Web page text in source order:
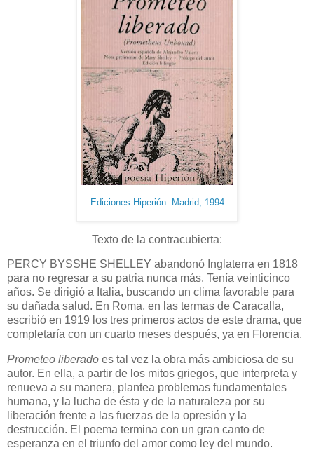
Ediciones Hiperión. Madrid, 1994
Texto de la contracubierta:
PERCY BYSSHE SHELLEY abandonó Inglaterra en 1818
para no regresar a su patria nunca más. Tenía veinticinco
años. Se dirigió a Italia, buscando un clima favorable para
su dañada salud. En Roma, en las termas de Caracalla,
escribió en 1919 los tres primeros actos de este drama, que
completaría con un cuarto meses después, ya en Florencia.
Prometeo liberado es tal vez la obra más ambiciosa de su
autor. En ella, a partir de los mitos griegos, que interpreta y
renueva a su manera, plantea problemas fundamentales
humana, y la lucha de ésta y de la naturaleza por su
liberación frente a las fuerzas de la opresión y la
destrucción. El poema termina con un gran canto de
esperanza en el triunfo del amor como ley del mundo.